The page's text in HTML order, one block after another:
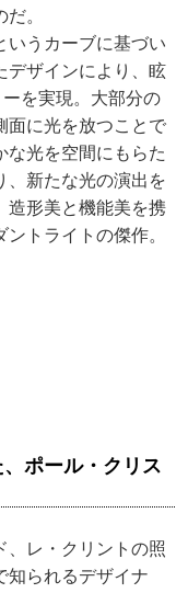
。
うカーブに基づい
デザインにより、眩
を実現。大部分の
面に光を放つことで
な光を空間にもらた
、新たな光の演出を
造形美と機能美を携
トライトの傑作。
ポール・クリス
レ・クリントの照
知られるデザイナ